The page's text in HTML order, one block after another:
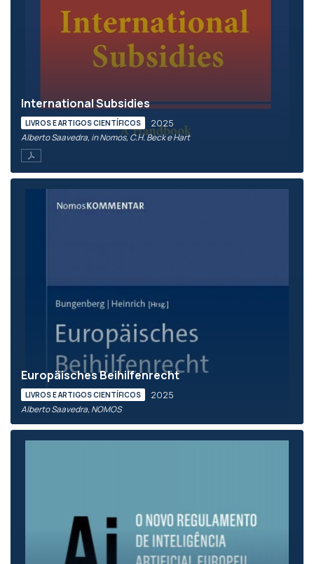
International Subsidies
LIVROS E ARTIGOS CIENTÍFICOS 2025
Alberto Saavedra, in Nomos, C.H. Beck e Hart
Europäisches Beihilfenrecht
LIVROS E ARTIGOS CIENTÍFICOS 2025
Alberto Saavedra, NOMOS